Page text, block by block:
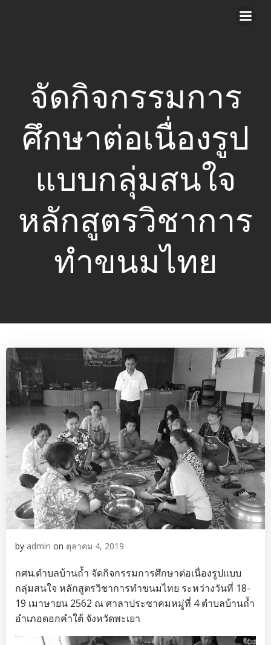
จัดกิจกรรมการ
ศึกษาต่อเนื่องรูป
แบบกลุ่มสนใจ
หลักสูตรวิชาการ
ทำขนมไทย
by admin on ตุลาคม 4, 2019
กศน.ตำบลบ้านถ้ำ จัดกิจกรรมการศึกษาต่อเนื่องรูปแบบ
กลุ่มสนใจ หลักสูตรวิชาการทำขนมไทย ระหว่างวันที่ 18-
19 เมาษายน 2562 ณ ศาลาประชาคมหมู่ที่ 4 ตำบลบ้านถ้ำ
อำเภอดอกคำใต้ จังหวัดพะเยา